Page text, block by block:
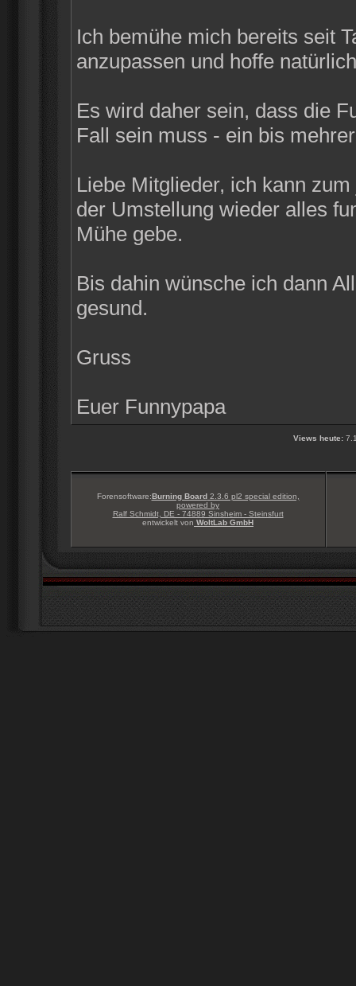
Ich bemühe mich bereits seit
anzupassen und hoffe
Es wird daher sein, dass die
Fall sein muss - ein bis
Liebe Mitglieder, ich kann
der Umstellung wieder alles
Mühe gebe.
Bis dahin wünsche ich dann
gesund.
Gruss
Euer Funnypapa
Views heute:
Forensoftware:Burning Board2.3.6 pl2 special edition,
powered by
Ralf Schmidt, DE - 74889 Sinsheim - Steinsfurt
entwickelt von WoltLab GmbH